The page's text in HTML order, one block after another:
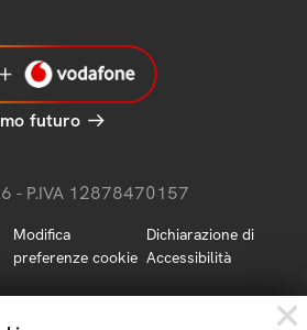
futuro
- P.IVA 12878470157
Modifica
preferenze cookie
Dichiarazione di
Accessibilità